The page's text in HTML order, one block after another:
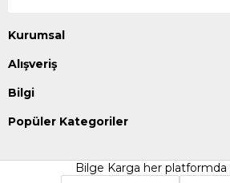
Kurumsal
Alışveriş
Bilgi
Popüler Kategoriler
Bilge Karga her platformda